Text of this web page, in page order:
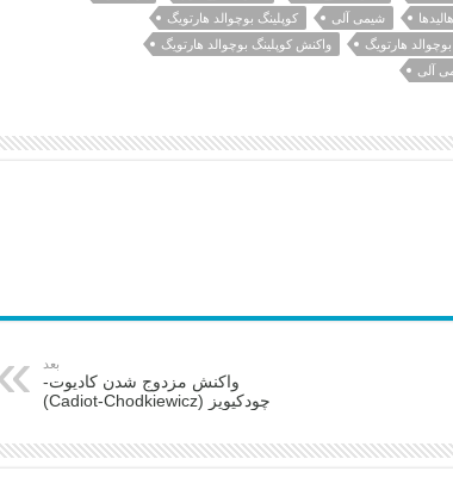
شیمی آلی
کوپلینگ بوچوالد هارتویگ
هارتویگ
واکنش کوپلینگ بوچوالد هارتویگ
آلی
بعد
واکنش مزدوج شدن کادیوت-
چودکیویز (Cadiot-Chodkiewicz)